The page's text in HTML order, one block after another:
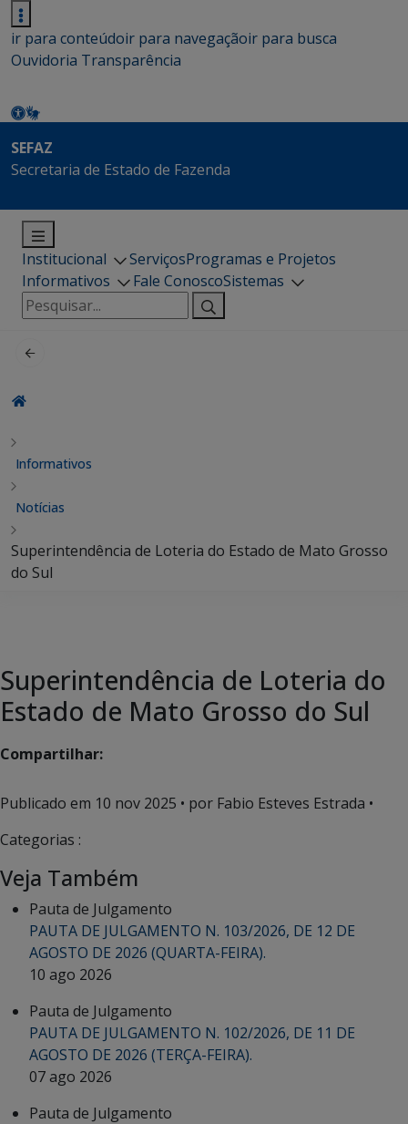
ir para conteúdoir para navegaçãoir para busca
Ouvidoria Transparência
SEFAZ
Secretaria de Estado de Fazenda
Institucional ServiçosProgramas e Projetos
Informativos
Fale ConoscoSistemas
Pesquisar
por:
Informativos
Notícias
Superintendência de Loteria do Estado de Mato Grosso
do Sul
Superintendência de Loteria do
Estado de Mato Grosso do Sul
Compartilhar:
Publicado em 10 nov 2025 • por Fabio Esteves Estrada •
Categorias :
Veja Também
Pauta de Julgamento
PAUTA DE JULGAMENTO N. 103/2026, DE 12 DE
AGOSTO DE 2026 (QUARTA-FEIRA).
10 ago 2026
Pauta de Julgamento
PAUTA DE JULGAMENTO N. 102/2026, DE 11 DE
AGOSTO DE 2026 (TERÇA-FEIRA).
07 ago 2026
Pauta de Julgamento